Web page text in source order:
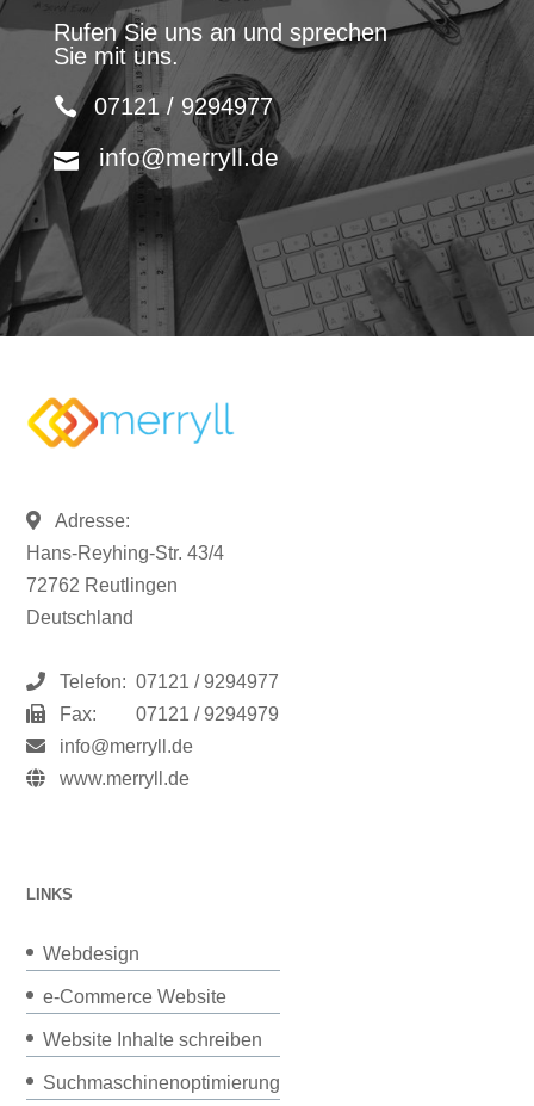
Rufen Sie uns an und sprechen
Sie mit uns.
07121 / 9294977
info@merryll.de
Adresse:
Hans-Reyhing-Str. 43/4
72762 Reutlingen
Deutschland
Telefon: 07121 / 9294977
Fax:
07121 / 9294979
info@merryll.de
www.merryll.de
LINKS
Webdesign
e-Commerce Website
Website Inhalte schreiben
Suchmaschinenoptimierung